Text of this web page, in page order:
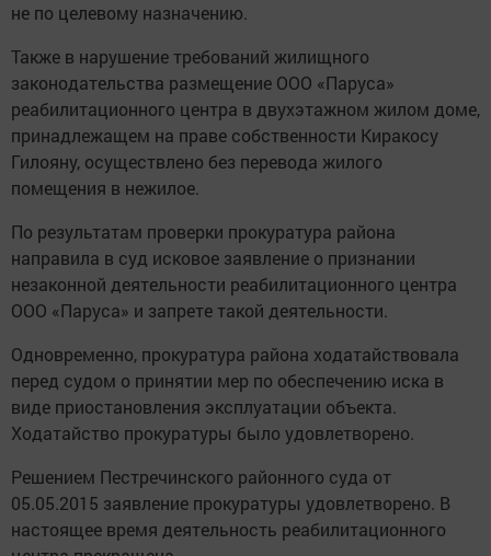
не по целевому назначению.
Также в нарушение требований жилищного
законодательства размещение ООО «Паруса»
реабилитационного центра в двухэтажном жилом доме,
принадлежащем на праве собственности Киракосу
Гилояну, осуществлено без перевода жилого
помещения в нежилое.
По результатам проверки прокуратура района
направила в суд исковое заявление о признании
незаконной деятельности реабилитационного центра
ООО «Паруса» и запрете такой деятельности.
Одновременно, прокуратура района ходатайствовала
перед судом о принятии мер по обеспечению иска в
виде приостановления эксплуатации объекта.
Ходатайство прокуратуры было удовлетворено.
Решением Пестречинского районного суда от
05.05.2015 заявление прокуратуры удовлетворено. В
настоящее время деятельность реабилитационного